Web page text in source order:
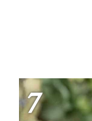
7